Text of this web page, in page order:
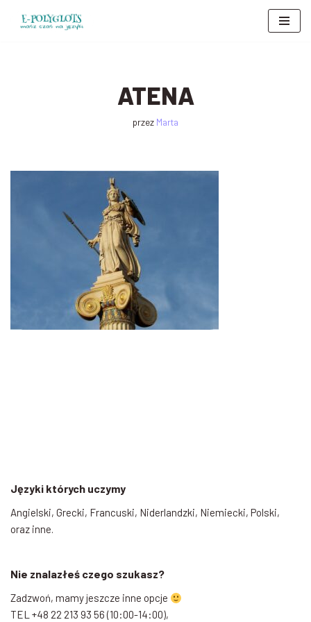
ATENA
przez Marta
Języki których uczymy
Angielski, Grecki, Francuski, Niderlandzki, Niemiecki, Polski,
oraz inne.
Nie znalazłeś czego szukasz?
Zadzwoń, mamy jeszcze inne opcje
TEL +48 22 213 93 56 (10:00-14:00),